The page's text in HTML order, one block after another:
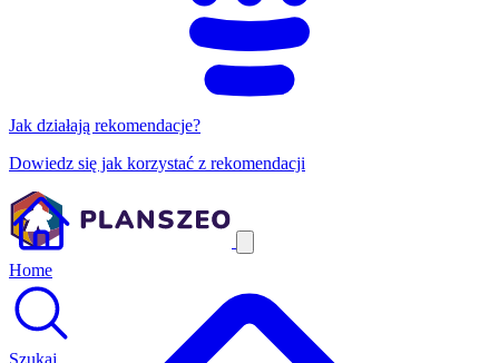
Jak działają rekomendacje?
Dowiedz się jak korzystać z rekomendacji
Home
Szukaj